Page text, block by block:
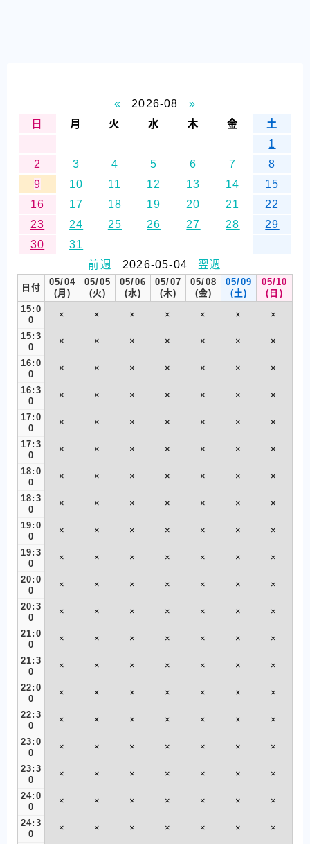
« 2026-08
»
日
月 火 水 木 金
土
1
2
3 4 5 6 7
8
9
10 11 12 13 14
15
16
17 18 19 20 21
22
23
24 25 26 27 28
29
30
31
前週
2026-05-04 翌週
日付
05/04
(月)
05/05
(火)
05/06
(水)
05/07
(木)
05/08
(金)
05/09
(土)
05/10
(日)
15:0
0
× × × × × × ×
15:3
0
× × × × × × ×
16:0
0
× × × × × × ×
16:3
0
× × × × × × ×
17:0
0
× × × × × × ×
17:3
0
× × × × × × ×
18:0
0
× × × × × × ×
18:3
0
× × × × × × ×
19:0
0
× × × × × × ×
19:3
0
× × × × × × ×
20:0
0
× × × × × × ×
20:3
0
× × × × × × ×
21:0
0
× × × × × × ×
21:3
0
× × × × × × ×
22:0
0
× × × × × × ×
22:3
0
× × × × × × ×
23:0
0
× × × × × × ×
23:3
0
× × × × × × ×
24:0
0
× × × × × × ×
24:3
0
× × × × × × ×